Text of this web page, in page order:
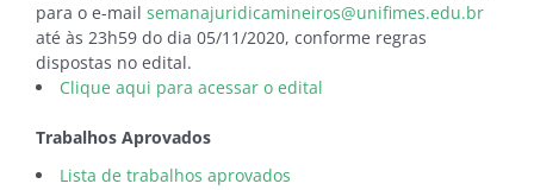
para o e-mail semanajuridicamineiros@unifimes.edu.br
até às 23h59 do dia 05/11/2020, conforme regras
dispostas no edital.
Clique aqui para acessar o edital
Trabalhos Aprovados
Lista de trabalhos aprovados